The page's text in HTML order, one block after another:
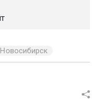
Новосибирск